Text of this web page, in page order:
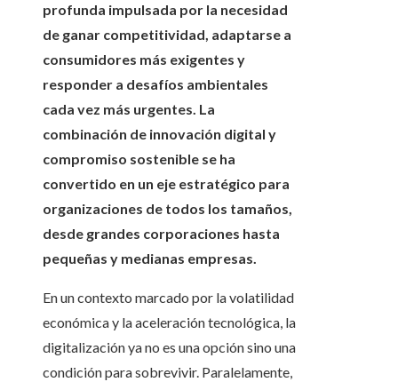
profunda impulsada por la necesidad
de ganar competitividad, adaptarse a
consumidores más exigentes y
responder a desafíos ambientales
cada vez más urgentes. La
combinación de innovación digital y
compromiso sostenible se ha
convertido en un eje estratégico para
organizaciones de todos los tamaños,
desde grandes corporaciones hasta
pequeñas y medianas empresas.
En un contexto marcado por la volatilidad
económica y la aceleración tecnológica, la
digitalización ya no es una opción sino una
condición para sobrevivir. Paralelamente,